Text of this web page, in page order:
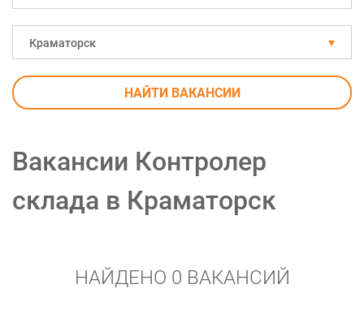
Краматорск
НАЙТИ ВАКАНСИИ
Вакансии Контролер
склада в Краматорск
НАЙДЕНО 0 ВАКАНСИЙ